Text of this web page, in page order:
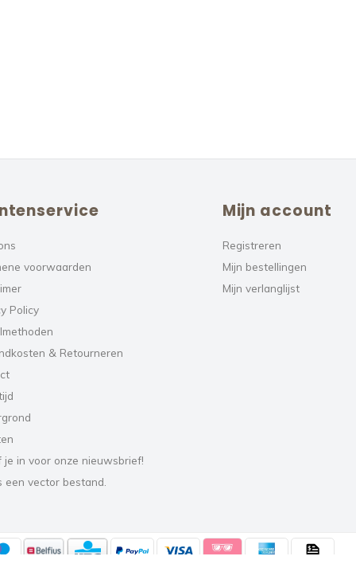
voorwaarden
Policy
& Retourneren
je in voor onze nieuwsbrief!
een vector bestand.
Mijn account
Registreren
Mijn bestellingen
Mijn verlanglijst